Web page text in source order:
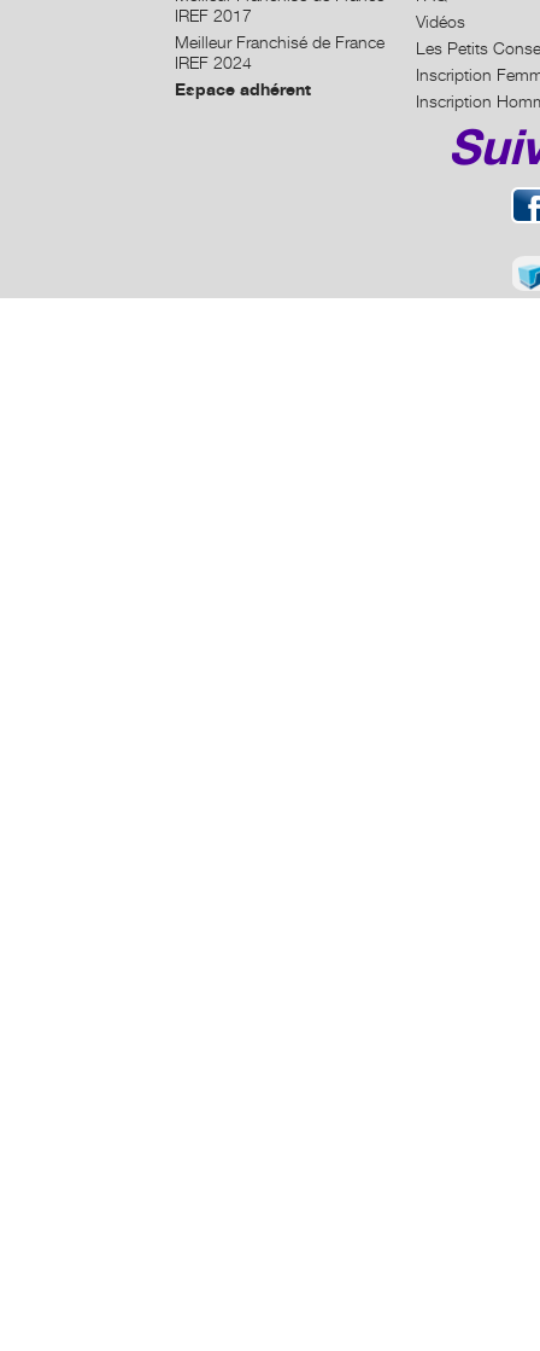
IREF 2017
Meilleur Franchisé de France
IREF 2024
Espace adhérent
Vidéos
Les Petits
Inscription
Inscription